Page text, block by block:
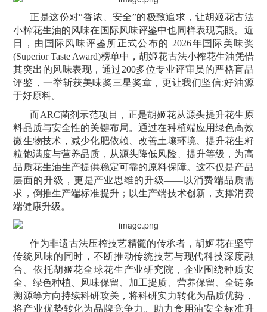
正是这份对“香浓、安全”的极致追求，让胡姬花古法
小榨花生油的风味在国际风味评鉴中也同样表现亮眼。近
日，由国际风味评鉴所正式公布的 2026年国际美味奖
(Superior Taste Award)榜单中，胡姬花古法小榨花生油凭借
其突出的风味表现，通过200多位专业评审员的严格盲品
评鉴，一举斩获美味奖三星奖章，更让我们坚信:好油源
于好原料。
而ARC菌剂示范项目，正是胡姬花从源头提升花生原
料品质与安全性的关键布局。通过在种植端应用绿色高效
微生物技术，减少化肥依赖、改善土壤环境、提升花生籽
粒饱满度与营养品质，从源头降低风险、提升等级，为高
品质花生油生产提供稳定可靠的原料保障。这不仅是产品
层面的升级，更是产业思维的升级——以消费端品质需
求，倒推生产端标准提升；以生产端技术创新，支撑消费
端健康升级。
作为非遗古法压榨技艺精髓的传承者，胡姬花在坚守
传统风味的同时，不断推动传统技艺与现代科技深度融
合。依托胡姬花全球花生产业研究院，企业围绕种质安
全、绿色种植、风味保留、加工提质、营养保留、全链条
溯源等方向持续科研攻关，将科研实力转化为品质优势，
将产业优势转化为品牌竞争力。助力食用油安全标准升